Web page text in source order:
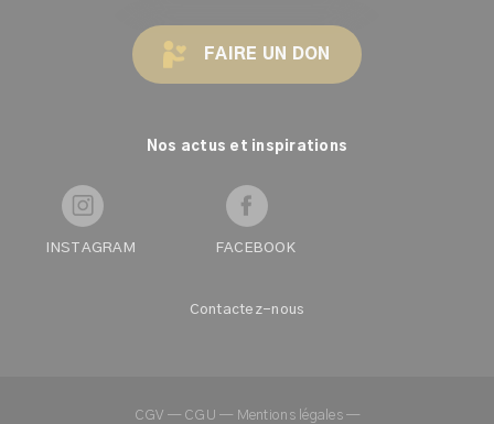
Contactez-nous
FAIRE UN DON
Nos actus et inspirations
INSTAGRAM FACEBOOK
CGV — CGU — Mentions légales—